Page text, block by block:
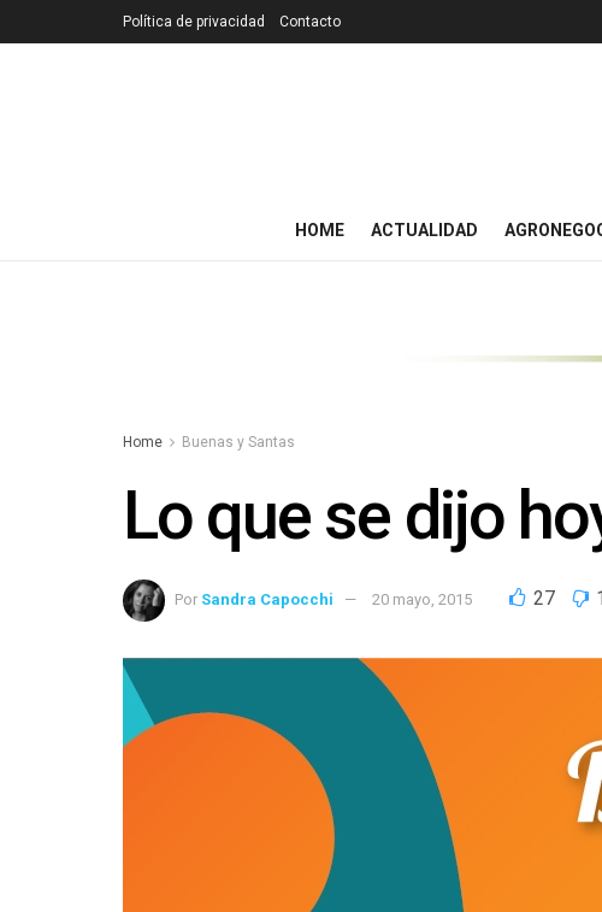
Política de privacidad Contacto
HOME ACTUALIDAD
Home Buenas y Santas
Lo que se dijo
Por Sandra Capocchi 20 mayo, 2015 27 1